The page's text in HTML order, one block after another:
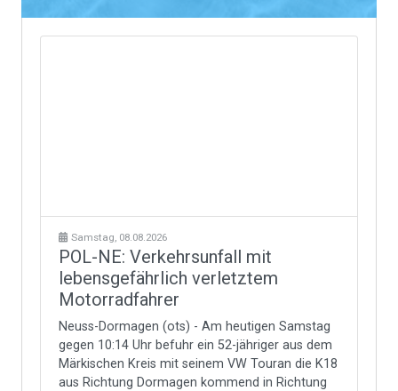
Samstag, 08.08.2026
POL-NE: Verkehrsunfall mit
lebensgefährlich verletztem
Motorradfahrer
Neuss-Dormagen (ots) - Am heutigen Samstag
gegen 10:14 Uhr befuhr ein 52-jähriger aus dem
Märkischen Kreis mit seinem VW Touran die K18
aus Richtung Dormagen kommend in Richtung